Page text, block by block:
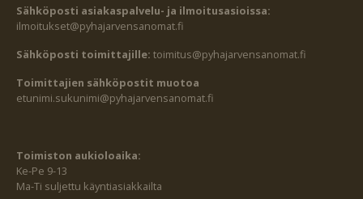
Sähköposti asiakaspalvelu- ja ilmoitusasioissa:
ilmoitukset@pyhajarvensanomat.fi
Sähköposti toimittajille: toimitus@pyhajarvensanomat.fi
Toimittajien sähköpostit muotoa
etunimi.sukunimi@pyhajarvensanomat.fi
Toimiston aukioloaika:
Ke-Pe 9-13
Ma-Ti suljettu käyntiasiakkailta